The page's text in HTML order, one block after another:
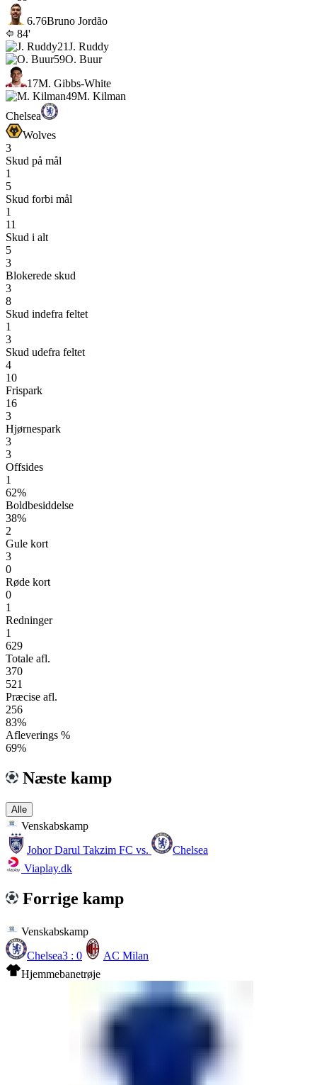
6.76Bruno Jordão
84'
21J. Ruddy
59O. Buur
17M. Gibbs-White
49M. Kilman
Chelsea
Wolves
3
Skud på mål
1
5
Skud forbi mål
1
11
Skud i alt
5
3
Blokerede skud
3
8
Skud indefra feltet
1
3
Skud udefra feltet
4
10
Frispark
16
3
Hjørnespark
3
3
Offsides
1
62%
Boldbesiddelse
38%
2
Gule kort
3
0
Røde kort
0
1
Redninger
1
629
Totale afl.
370
521
Præcise afl.
256
83%
Afleverings %
69%
Næste kamp
Alle
Venskabskamp
Johor Darul Takzim FC vs.
Chelsea
Viaplay.dk
Forrige kamp
Venskabskamp
Chelsea3 : 0
AC Milan
Hjemmebanetrøje